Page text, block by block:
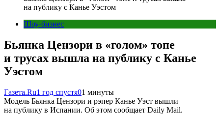
на публику с Канье Уэстом
Шоу-бизнес
Бьянка Цензори в «голом» топе
и трусах вышла на публику с Канье
Уэстом
Газета.Ru1 год спустя01 минуты
Модель Бьянка Цензори и рэпер Канье Уэст вышли
на публику в Испании. Об этом сообщает Dailу Mail.